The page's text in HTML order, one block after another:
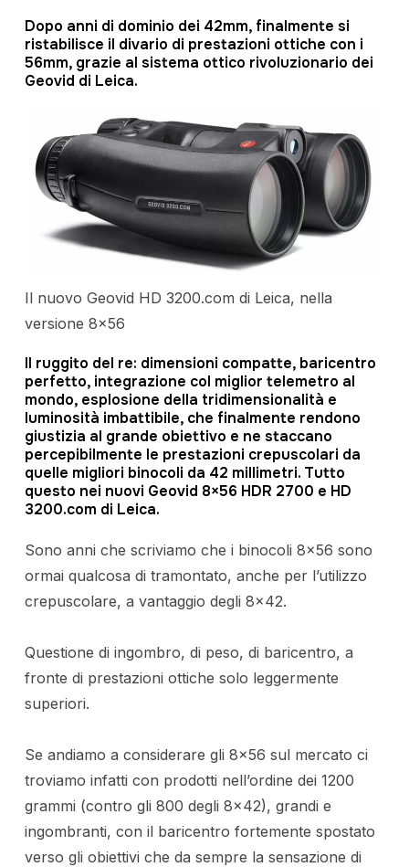
Dopo anni di dominio dei 42mm, finalmente si
ristabilisce il divario di prestazioni ottiche con i
56mm, grazie al sistema ottico rivoluzionario dei
Geovid di Leica.
Il nuovo Geovid HD 3200.com di Leica, nella
versione 8×56
Il ruggito del re: dimensioni compatte, baricentro
perfetto, integrazione col miglior telemetro al
mondo, esplosione della tridimensionalità e
luminosità imbattibile, che finalmente rendono
giustizia al grande obiettivo e ne staccano
percepibilmente le prestazioni crepuscolari da
quelle migliori binocoli da 42 millimetri. Tutto
questo nei nuovi Geovid 8×56 HDR 2700 e HD
3200.com di Leica.
Sono anni che scriviamo che i binocoli 8×56 sono
ormai qualcosa di tramontato, anche per l’utilizzo
crepuscolare, a vantaggio degli 8×42.
Questione di ingombro, di peso, di baricentro, a
fronte di prestazioni ottiche solo leggermente
superiori.
Se andiamo a considerare gli 8×56 sul mercato ci
troviamo infatti con prodotti nell’ordine dei 1200
grammi (contro gli 800 degli 8×42), grandi e
ingombranti, con il baricentro fortemente spostato
verso gli obiettivi che da sempre la sensazione di